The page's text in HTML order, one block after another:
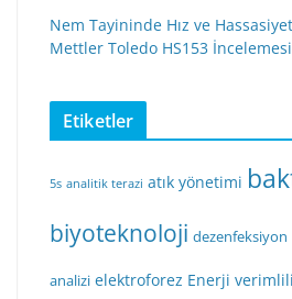
Nem Tayininde Hız ve
Mettler Toledo HS153 İncelemesi
Etiketler
5s analitik terazi atık yönetimi
biyoteknoloji dezenfeksiyon
analizi elektroforez Enerji